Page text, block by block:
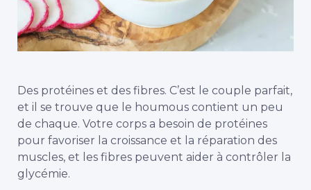
Des protéines et des fibres. C’est le couple parfait,
et il se trouve que le houmous contient un peu
de chaque. Votre corps a besoin de protéines
pour favoriser la croissance et la réparation des
muscles, et les fibres peuvent aider à contrôler la
glycémie.